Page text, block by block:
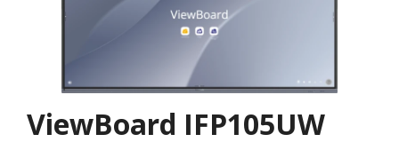
ViewBoard IFP105UW